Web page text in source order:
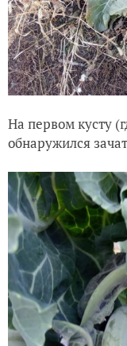
На первом кусту
обнаружился